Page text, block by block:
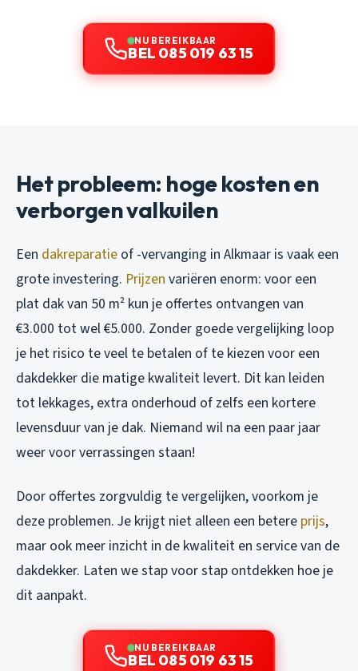
NU BEREIKBAAR
BEL 085 019 63 15
Het probleem: hoge kosten en
verborgen valkuilen
Een dakreparatie of -vervanging in Alkmaar is vaak een
grote investering. Prijzen variëren enorm: voor een
plat dak van 50 m² kun je offertes ontvangen van
€3.000 tot wel €5.000. Zonder goede vergelijking loop
je het risico te veel te betalen of te kiezen voor een
dakdekker die matige kwaliteit levert. Dit kan leiden
tot lekkages, extra onderhoud of zelfs een kortere
levensduur van je dak. Niemand wil na een paar jaar
weer voor verrassingen staan!
Door offertes zorgvuldig te vergelijken, voorkom je
deze problemen. Je krijgt niet alleen een betere prijs,
maar ook meer inzicht in de kwaliteit en service van de
dakdekker. Laten we stap voor stap ontdekken hoe je
dit aanpakt.
NU BEREIKBAAR
BEL 085 019 63 15